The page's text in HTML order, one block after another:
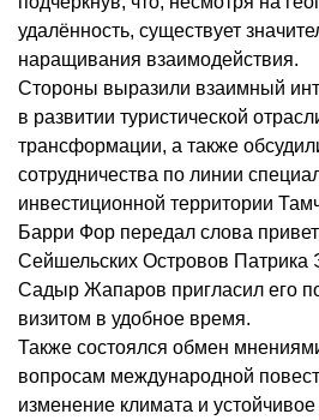
удалённость, существует
наращивания взаимодействия.
Стороны выразили взаимный
в развитии туристической
трансформации, а также
сотрудничества по линии
инвестиционной территории
Барри Фор передал слова
Сейшельских Островов Патрика
Садыр Жапаров пригласил его
визитом в удобное время.
Также состоялся обмен
вопросам международной
изменение климата и устойчивое